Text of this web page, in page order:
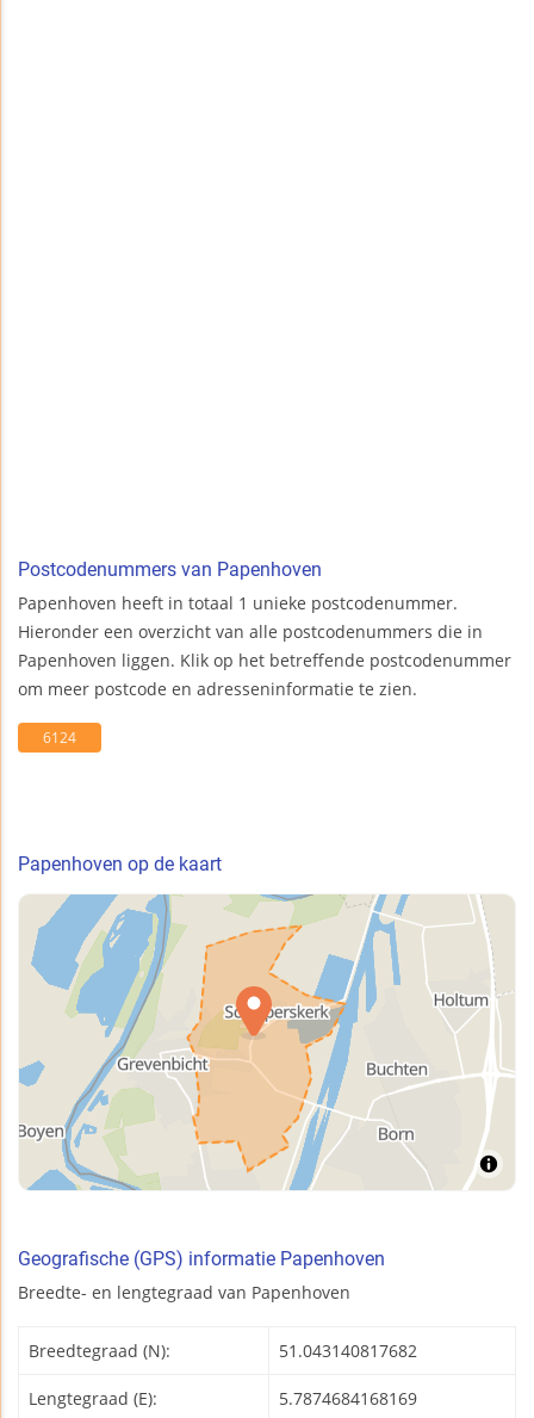
Postcodenummers van Papenhoven
Papenhoven heeft in totaal 1 unieke postcodenummer.
Hieronder een overzicht van alle postcodenummers die in
Papenhoven liggen. Klik op het betreffende postcodenummer
om meer postcode en adresseninformatie te zien.
6124
Papenhoven op de kaart
Geografische (GPS) informatie Papenhoven
Breedte- en lengtegraad van Papenhoven
Breedtegraad (N): 51.043140817682
Lengtegraad (E): 5.7874684168169